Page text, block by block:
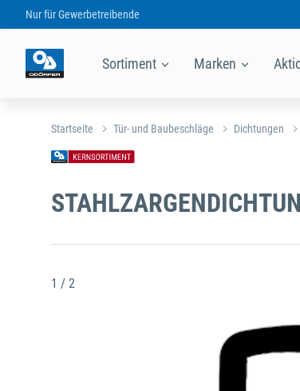
Nur fürGewerbetreibende
Sortiment Marken
Startseite Tür- und Baubeschläge Dichtungen
1 / 2